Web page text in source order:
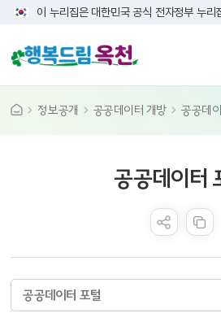
이 누리집은 대한민국 공식 전자정부 누리
정보공개 공공데이터 개방 공공데
공공데이터
공공데이터 포털